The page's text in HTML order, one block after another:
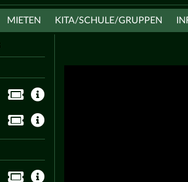
MIETEN KITA/SCHULE/GRUPPEN